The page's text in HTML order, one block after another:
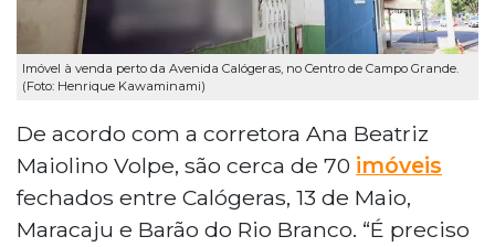
Imóvel à venda perto da Avenida Calógeras, no Centro de Campo Grande.
(Foto: Henrique Kawaminami)
De acordo com a corretora Ana Beatriz
Maiolino Volpe, são cerca de 70 imóveis
fechados entre Calógeras, 13 de Maio,
Maracaju e Barão do Rio Branco. “É preciso